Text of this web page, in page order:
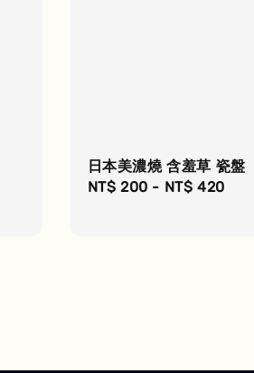
日本美濃燒 含羞草 瓷盤
Regular
NT$ 200 - NT$ 420